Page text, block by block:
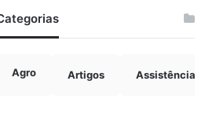
Agro Artigos Assistência